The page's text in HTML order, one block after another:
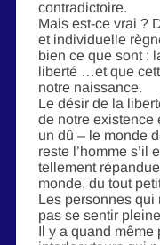
contradictoire.
Mais est-ce vrai ?
et individuelle
bien ce que sont :
liberté …et que
notre naissance.
Le désir de la
de notre existence
un dû – le monde
reste l’homme s’il
tellement
monde, du tout
Les personnes qui
pas se sentir
Il y a quand